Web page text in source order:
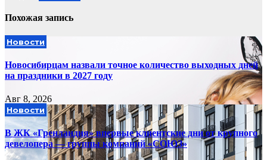
Похожая запись
Новости
Новосибирцам назвали точное количество выходных дней
на праздники в 2027 году
Авг 8, 2026
Новости
В ЖК «Гренландия» впервые клиентские дни от крупного
девелопера — группы компаний «СОЮЗ»